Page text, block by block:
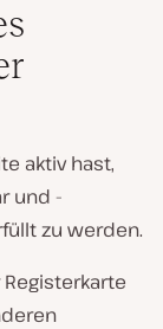
aktiv hast,
und -
zu werden.